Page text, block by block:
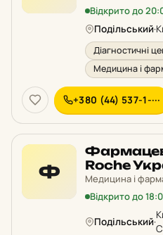
Відкрито до
Подільський·
Діагностичні
Медицина і
+380 (44) 537-1-···
Ф
Roche
Медицина і
Відкрито до
Подільський·